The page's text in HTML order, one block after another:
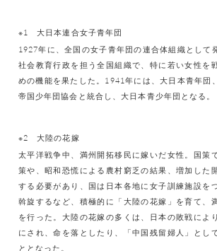
※1 大日本連合女子青年団
1927年に、全国の女子青年団の連合体組織として
社会教育行政を担う全国組織で、特に若い女性を
めの機能を果たした。1941年には、大日本青年団
帝国少年団協会と統合し、大日本青少年団となる。
※2 大陸の花嫁
太平洋戦争中、満州開拓移民に嫁いだ女性。国策
策や、昭和恐慌による農村窮乏の結果、増加した
する必要があり、国は日本各地に女子訓練施設を
斡旋するなど、積極的に「大陸の花嫁」を育て、
を行った。大陸の花嫁の多くは、日本の敗戦によ
にされ、命を落としたり、「中国残留婦人」とし
ととなった。